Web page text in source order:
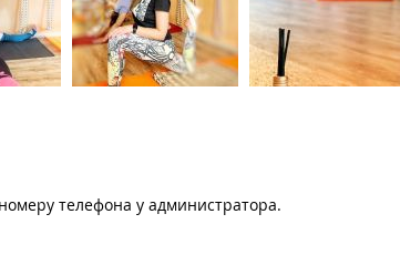
телефона у администратора.